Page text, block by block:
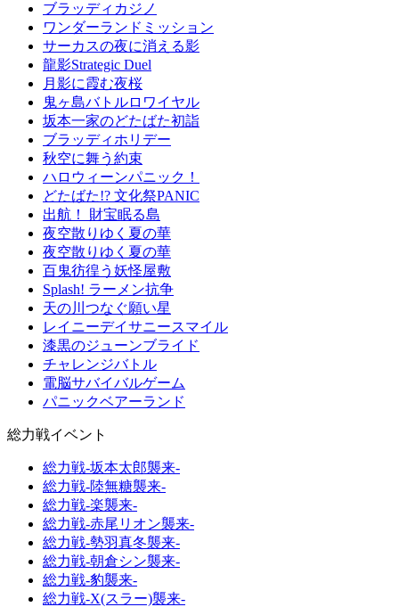
ブラッディカジノ
ワンダーランドミッション
サーカスの夜に消える影
龍影Strategic Duel
月影に霞む夜桜
鬼ヶ島バトルロワイヤル
坂本一家のどたばた初詣
ブラッディホリデー
秋空に舞う約束
ハロウィーンパニック！
どたばた!? 文化祭PANIC
出航！ 財宝眠る島
夜空散りゆく夏の華
夜空散りゆく夏の華
百鬼彷徨う妖怪屋敷
Splash! ラーメン抗争
天の川つなぐ願い星
レイニーデイサニースマイル
漆黒のジューンブライド
チャレンジバトル
電脳サバイバルゲーム
パニックベアーランド
総力戦イベント
総力戦-坂本太郎襲来-
総力戦-陸無糖襲来-
総力戦-楽襲来-
総力戦-赤尾リオン襲来-
総力戦-勢羽真冬襲来-
総力戦-朝倉シン襲来-
総力戦-豹襲来-
総力戦-X(スラー)襲来-